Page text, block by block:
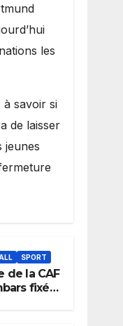
les
à savoir si
de laisser
jeunes
SPORT
de la CAF
fixé
destin